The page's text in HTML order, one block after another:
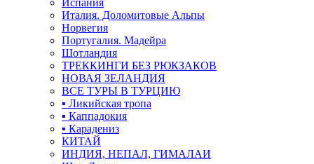
Испания
Италия. Доломитовые Альпы
Норвегия
Португалия. Мадейра
Шотландия
ТРЕККИНГИ БЕЗ РЮКЗАКОВ
НОВАЯ ЗЕЛАНДИЯ
ВСЕ ТУРЫ В ТУРЦИЮ
▪ Ликийская тропа
▪ Каппадокия
▪ Карадениз
КИТАЙ
ИНДИЯ, НЕПАЛ, ГИМАЛАИ